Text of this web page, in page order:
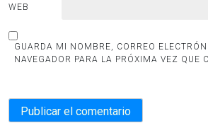
WEB
GUARDA MI NOMBRE, CORREO
NAVEGADOR PARA LA PRÓXIMA VEZ QUE